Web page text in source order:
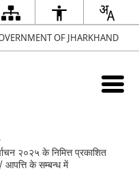
OF JHARKHAND
२०२५ के निमित्त प्रकाशित
आपत्ति के सम्बन्ध में